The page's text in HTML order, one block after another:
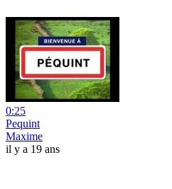
0:25
Pequint
Maxime
il y a 19 ans